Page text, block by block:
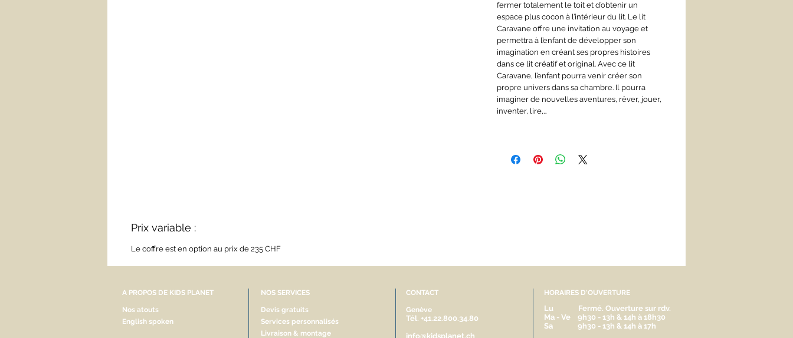
fermer totalement le toit et d’obtenir un
espace plus cocon à l’intérieur du lit. Le lit
Caravane offre une invitation au voyage et
permettra à l’enfant de développer son
imagination en créant ses propres histoires
dans ce lit créatif et original. Avec ce lit
Caravane, l’enfant pourra venir créer son
propre univers dans sa chambre. Il pourra
imaginer de nouvelles aventures, rêver, jouer,
inventer, lire,…
Prix variable :
Le coffre est en option au prix de 235 CHF
A PROPOS DE KIDS PLANET
Nos atouts
English spoken
NOS SERVICES
Devis gratuits
Services personnalisés
Livraison & montage
CONTACT
Genève
Tél. +41.22.800.34.80
info@kidsplanet.ch
Lu Fermé. Ouverture sur rdv.
Ma - Ve 9h30 - 13h & 14h à 18h30
Sa 9h30 - 13h & 14h à 17h
HORAIRES D'OUVERTURE